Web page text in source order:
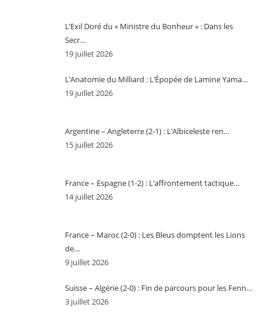
L’Exil Doré du « Ministre du Bonheur » : Dans les
Secr…
19 juillet 2026
L’Anatomie du Milliard : L’Épopée de Lamine Yama…
19 juillet 2026
Argentine – Angleterre (2-1) : L’Albiceleste ren…
15 juillet 2026
France – Espagne (1-2) : L’affrontement tactique…
14 juillet 2026
France – Maroc (2-0) : Les Bleus domptent les Lions
de…
9 juillet 2026
Suisse – Algérie (2-0) : Fin de parcours pour les Fenn…
3 juillet 2026